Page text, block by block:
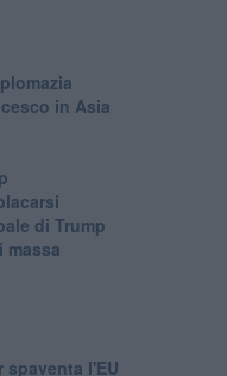
in Asia
di Trump
massa
spaventa l'EU